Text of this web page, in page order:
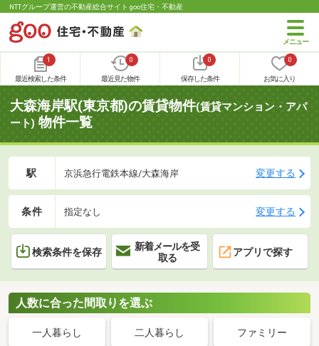
NTTグループ運営の不動産総合サイト goo住宅・不動産
1
最近検索した条件
0
最近見た物件
0
保存した条件
0
お気に入り
大森海岸駅(東京都)の賃貸物件(賃貸マンション・アパ
ート) 物件一覧
駅 京浜急行電鉄本線/大森海岸 変更する
条件 指定なし 変更する
検索条件を保存
新着メールを受
取る
アプリで探す
人数に合った間取りを選ぶ
一人暮らし 二人暮らし ファミリー